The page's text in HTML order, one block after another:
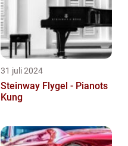
31 juli 2024
Steinway Flygel - Pianots
Kung